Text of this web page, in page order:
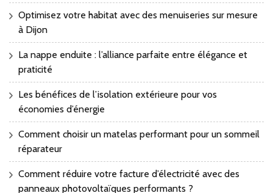
Optimisez votre habitat avec des menuiseries sur mesure
à Dijon
La nappe enduite : l’alliance parfaite entre élégance et
praticité
Les bénéfices de l’isolation extérieure pour vos
économies d’énergie
Comment choisir un matelas performant pour un sommeil
réparateur
Comment réduire votre facture d’électricité avec des
panneaux photovoltaïques performants ?